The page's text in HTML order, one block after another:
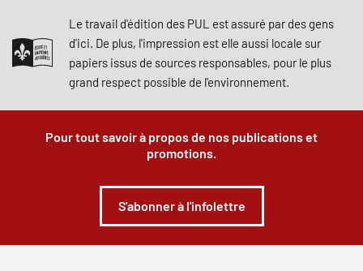
Le travail d'édition des PUL est assuré par des gens
d'ici. De plus, l'impression est elle aussi locale sur
papiers issus de sources responsables, pour le plus
grand respect possible de l'environnement.
Pour tout savoir à propos de nos publications et
promotions.
S'abonner à l'infolettre